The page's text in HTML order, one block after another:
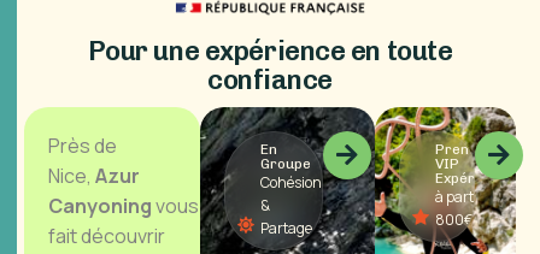
Pourune expérience en toute
confiance
Près de
Nice, Azur
Canyoningvous
fait découvrir
En
Groupe
Cohésion
&
Partage
Premium
VIP
Expérience
à partir de
800€